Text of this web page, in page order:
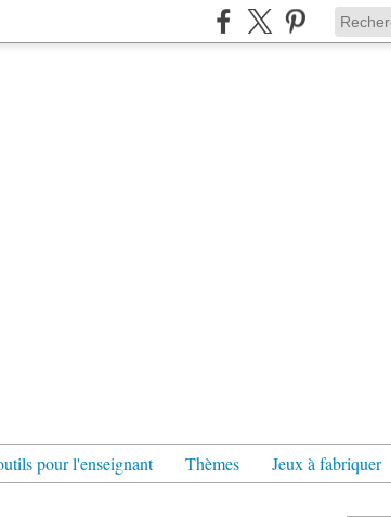
pour l'enseignant Thèmes Jeux à fabriquer